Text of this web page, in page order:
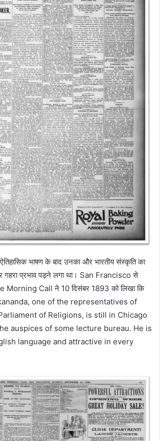
भाषण के बाद उनका और भारतीय संस्कृति का
गहरा प्रभाव पड़ने लगा था। San Francisco से
Morning Call ने 10 दिसंबर 1893 को लिखा कि
one of the representatives of
of Religions, is still in Chicago
auspices of some lecture bureau. He is
language and attractive in every